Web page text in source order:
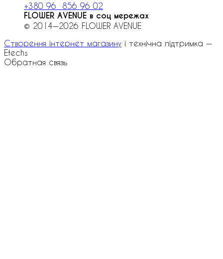
+380 96 856 96 02
FLOWER AVENUE в соц мережах
© 2014—2026 FLOWER AVENUE
Створення інтернет магазину і технічна підтримка —
Etechs
Обратная связь